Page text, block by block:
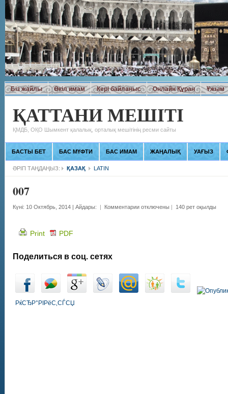
Біз жайлы Өкіл имам Кері байланыс Онлайн Құран Ұжым
ҚАТТАНИ МЕШІТІ
ҚМДБ, ОҚО Шымкент қалалық, орталық мешітінің ресми сайты
БАСТЫ БЕТ БАС МҮФТИ БАС ИМАМ ЖАҢАЛЫҚ УАҒЫЗ
ӘРІП ТАҢДАҢЫЗ: ҚАЗАҚ LATIN
007
Күні: 10 Октябрь, 2014| Айдары: | Комментарии отключены | 140 рет оқылды
Print PDF
Поделиться в соц. сетях
РќСЂР°РІРёС‚СЃСЏ